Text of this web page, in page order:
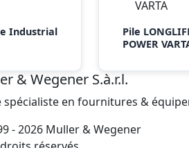
Industrial
Pile
POWER
& Wegener S.à.r.l.
spécialiste en fournitures &
- 2026 Muller & Wegener